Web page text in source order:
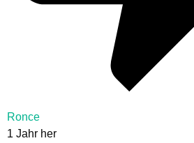
Ronce
1 Jahr her